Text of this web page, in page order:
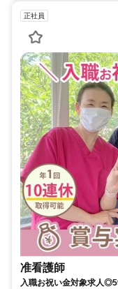
正社員
准看護師
入職お祝い金対象求人